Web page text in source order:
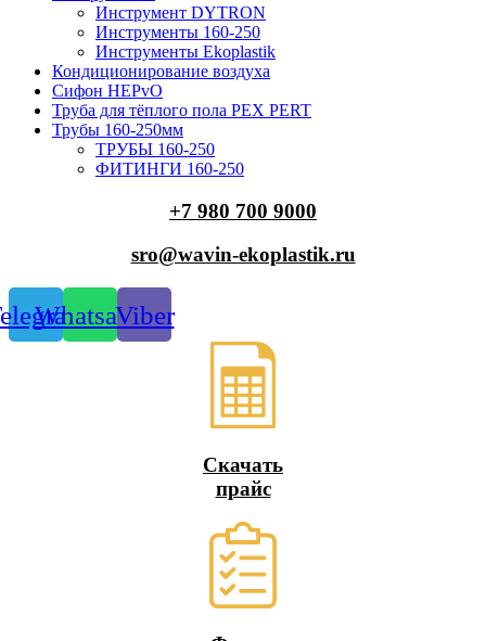
Инструмент DYTRON
Инструменты 160-250
Инструменты Ekoplastik
Кондиционирование воздуха
Сифон HEPvO
Труба для тёплого пола PEX PERT
Трубы 160-250мм
ТРУБЫ 160-250
ФИТИНГИ 160-250
+7 980 700 9000
sro@wavin-ekoplastik.ru
WhatsappViber
Скачать
прайс